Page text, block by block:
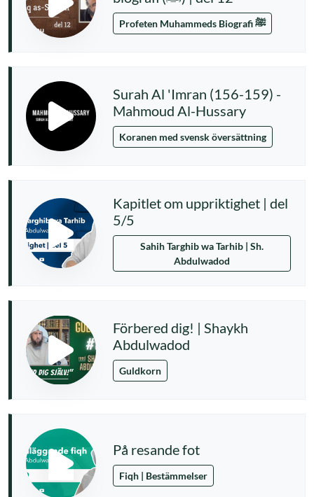
Profeten Muhammeds Biografi ﷺ
Surah Al 'Imran (156-159) -
Mahmoud Al-Hussary
Koranen med svensk översättning
Kapitlet om uppriktighet | del
5/5
Sahih Targhib wa Tarhib | Sh.
Abdulwadod
Förbered dig! | Shaykh
Abdulwadod
Guldkorn
På resande fot
Fiqh | Bestämmelser